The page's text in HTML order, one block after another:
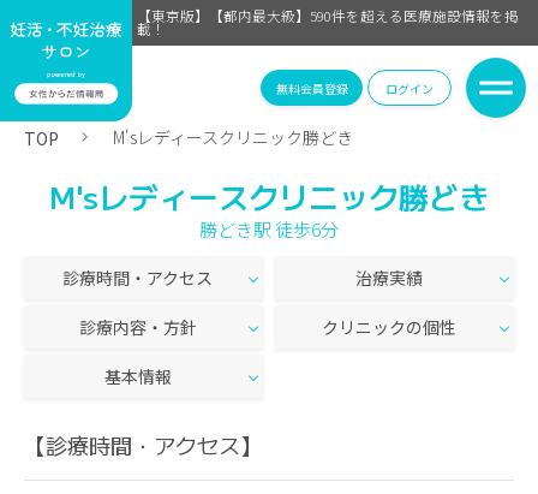
【東京版】【都内最大級】590件を超える医療施設情報を掲
載！
無料会員登録 ログイン
TOP M'sレディースクリニック勝どき
M'sレディースクリニック勝どき
勝どき駅 徒歩6分
診療時間・アクセス 治療実績
診療内容・方針 クリニックの個性
基本情報
【診療時間・アクセス】